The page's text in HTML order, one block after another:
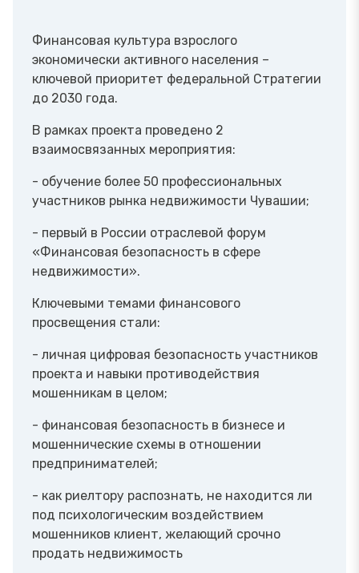
Финансовая культура взрослого
экономически активного населения –
ключевой приоритет федеральной Стратегии
до 2030 года.
В рамках проекта проведено 2
взаимосвязанных мероприятия:
- обучение более 50 профессиональных
участников рынка недвижимости Чувашии;
- первый в России отраслевой форум
«Финансовая безопасность в сфере
недвижимости».
Ключевыми темами финансового
просвещения стали:
- личная цифровая безопасность участников
проекта и навыки противодействия
мошенникам в целом;
- финансовая безопасность в бизнесе и
мошеннические схемы в отношении
предпринимателей;
- как риелтору распознать, не находится ли
под психологическим воздействием
мошенников клиент, желающий срочно
продать недвижимость